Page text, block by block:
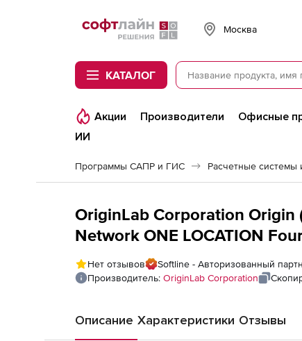
Softline
Москва
КАТАЛОГ
Акции Производители Офисные
ИИ
Программы САПР и ГИС
OriginLab Corporation Origin
Network ONE LOCATION
Нет отзывов
Softline - Авторизованный
Производитель: OriginLab Corporation
Описание Характеристики Отзывы